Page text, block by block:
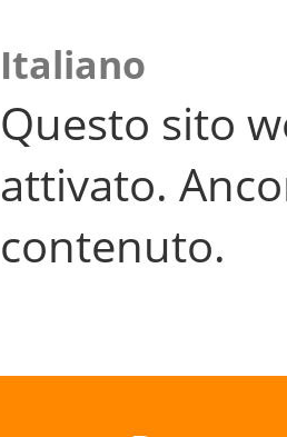
Italiano
Questo sito
attivato.
contenuto.